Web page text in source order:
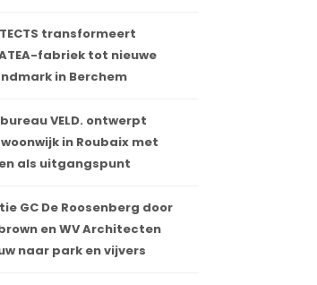
transformeert
fabriek tot nieuwe
in Berchem
VELD. ontwerpt
in Roubaix met
als uitgangspunt
GC De Roosenberg door
en WV Architecten
naar park en vijvers